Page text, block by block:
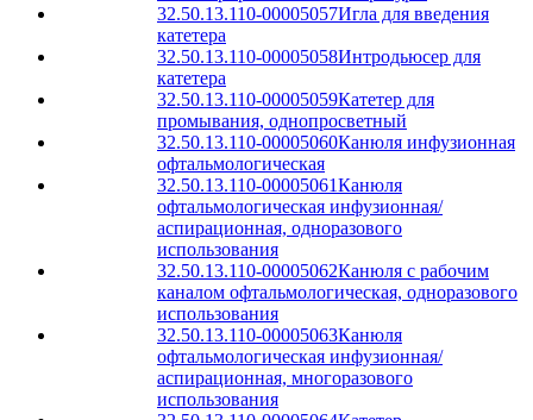
32.50.13.110-00005057Игла для введения
катетера
32.50.13.110-00005058Интродьюсер для
катетера
32.50.13.110-00005059Катетер для
промывания, однопросветный
32.50.13.110-00005060Канюля инфузионная
офтальмологическая
32.50.13.110-00005061Канюля
офтальмологическая инфузионная/
аспирационная, одноразового
использования
32.50.13.110-00005062Канюля с рабочим
каналом офтальмологическая, одноразового
использования
32.50.13.110-00005063Канюля
офтальмологическая инфузионная/
аспирационная, многоразового
использования